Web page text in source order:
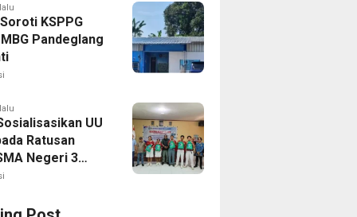
KSPPG
Pandeglang
UU
Ratusan
Negeri 3